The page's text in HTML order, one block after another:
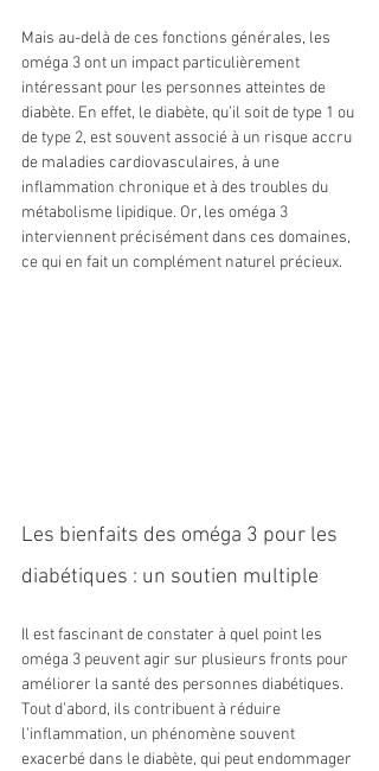
Mais au-delà de ces fonctions générales, les
oméga 3 ont un impact particulièrement
intéressant pour les personnes atteintes de
diabète. En effet, le diabète, qu’il soit de type 1 ou
de type 2, est souvent associé à un risque accru
de maladies cardiovasculaires, à une
inflammation chronique et à des troubles du
métabolisme lipidique. Or, les oméga 3
interviennent précisément dans ces domaines,
ce qui en fait un complément naturel précieux.
Les bienfaits des oméga 3 pour les
diabétiques : un soutien multiple
Il est fascinant de constater à quel point les
oméga 3 peuvent agir sur plusieurs fronts pour
améliorer la santé des personnes diabétiques.
Tout d’abord, ils contribuent à réduire
l’inflammation, un phénomène souvent
exacerbé dans le diabète, qui peut endommager